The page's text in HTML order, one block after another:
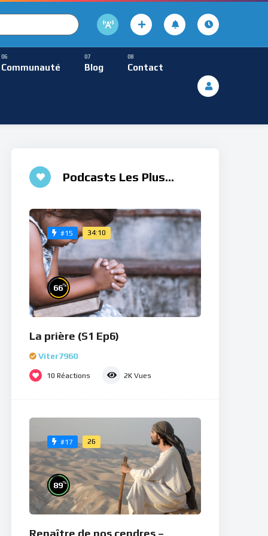
Communauté Blog Contact
Méditative
Podcasts Les Plus
#15 34:10
66%
La prière (S1 Ep6)
Viter7960
10 Réactions 2K Vues
#17 26
89%
Renaître de nos cendres –